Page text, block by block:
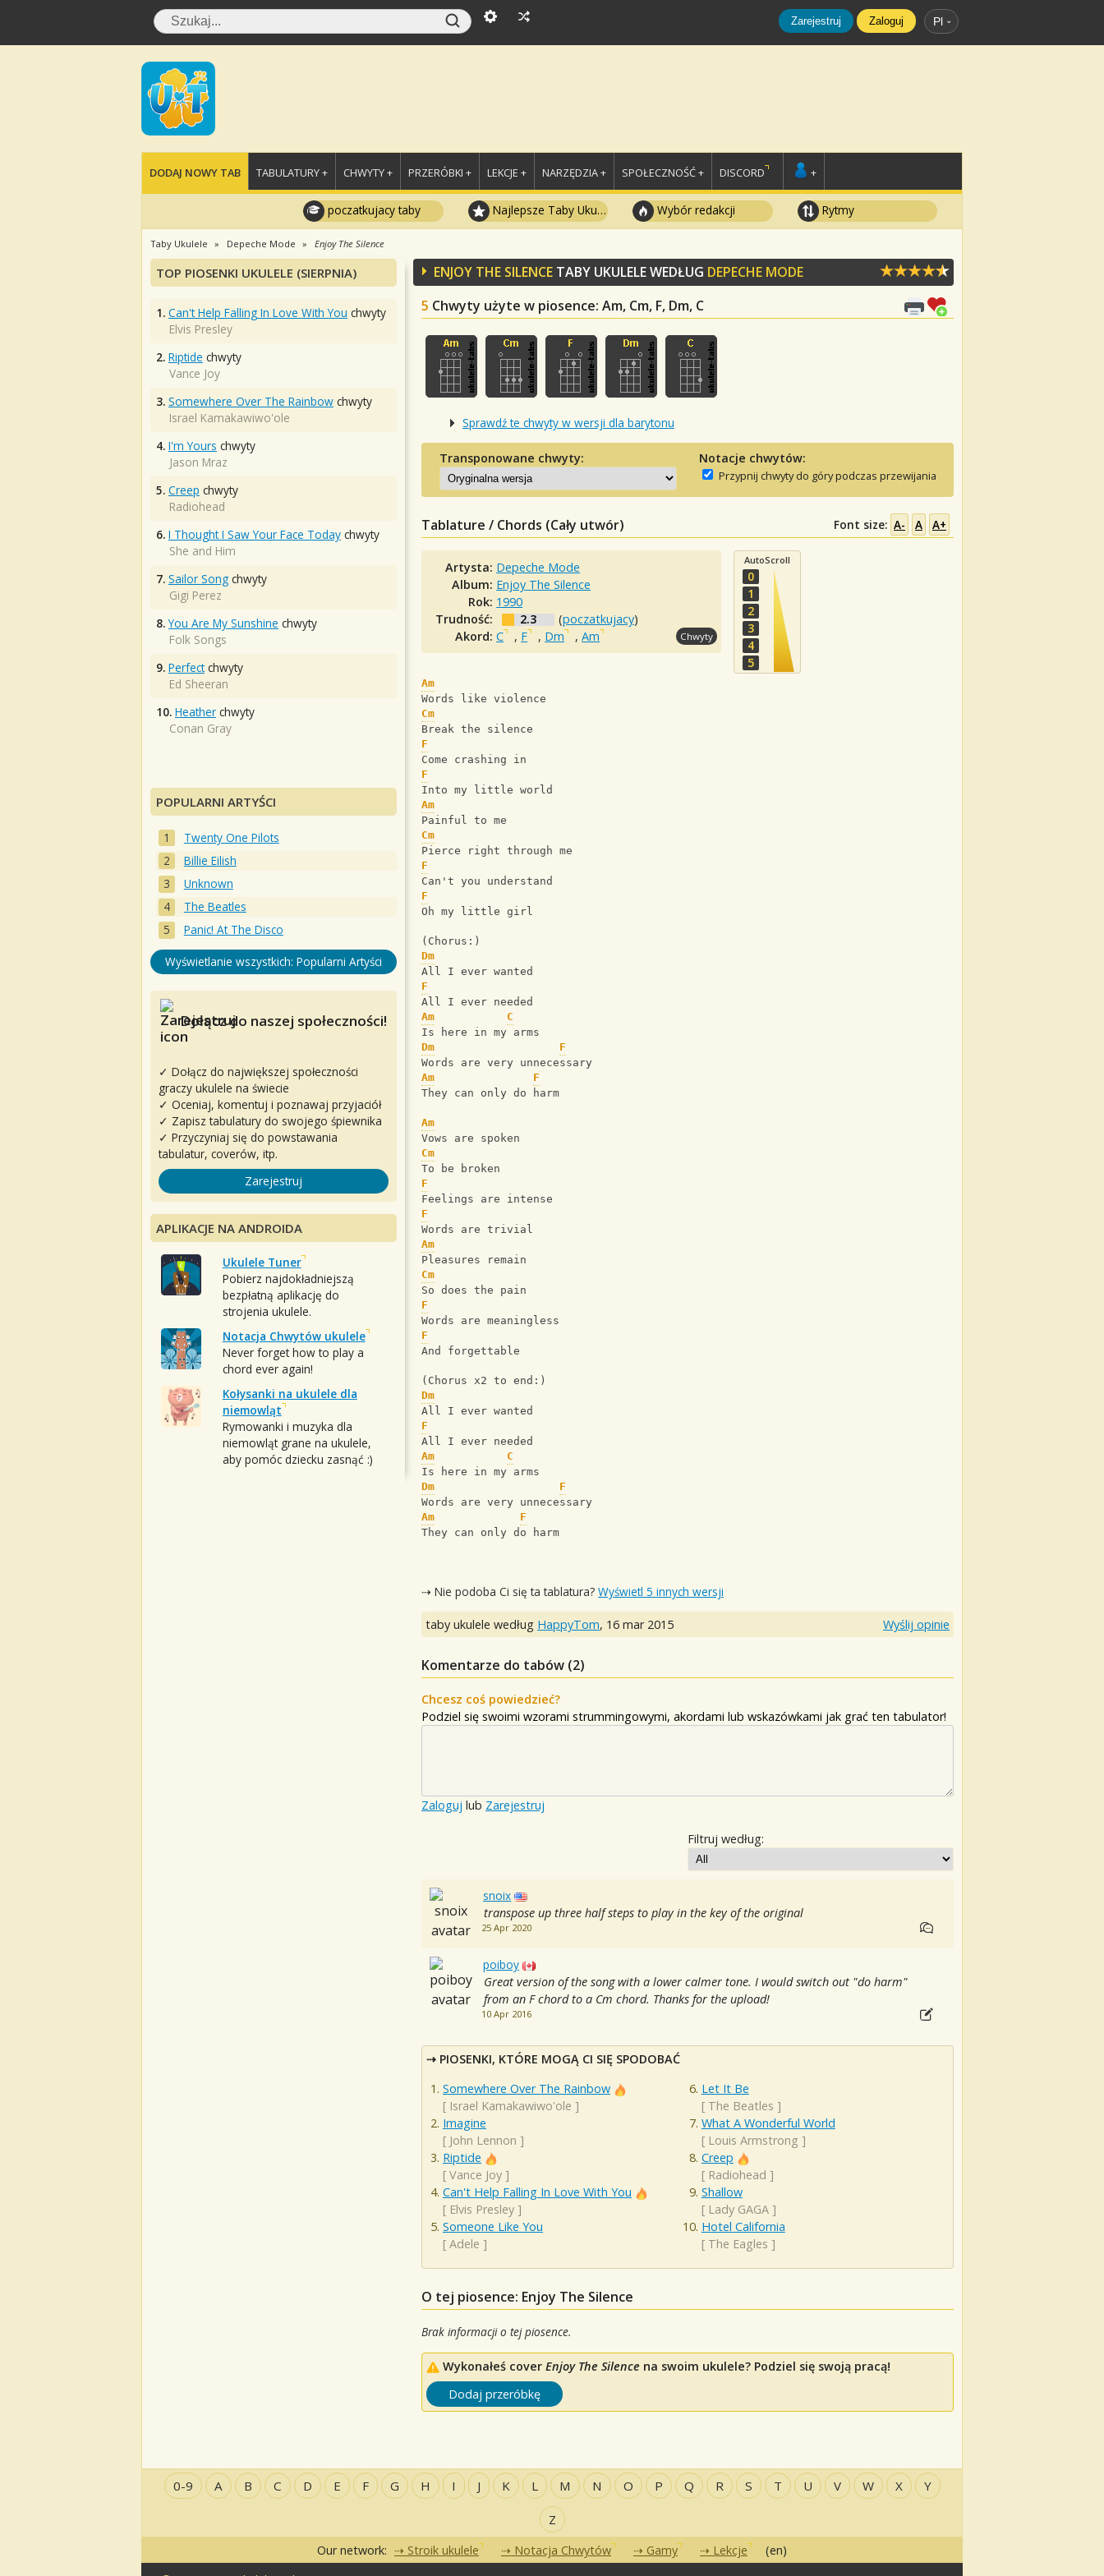
Zarejestruj Zaloguj Pl
DODAJ NOWY TAB TABULATURY + CHWYTY + PRZERÓBKI + LEKCJE + NARZĘDZIA + SPOŁECZNOŚĆ + DISCORD +
poczatkujacy taby Najlepsze Taby Ukulele Wybór redakcji Rytmy
Taby Ukulele Depeche Mode Enjoy The Silence
ENJOY THE SILENCE TABY UKULELE WEDŁUG DEPECHE MODE
5 Chwyty użyte w piosence: Am, Cm, F, Dm, C
Sprawdź te chwyty w wersji dla barytonu
Transponowane chwyty: Notacje chwytów:
Przypnij chwyty do góry podczas przewijania
Tablature / Chords (Cały utwór) Font size: A- A A+
Artysta: Depeche Mode
Album: Enjoy The Silence
Rok: 1990
Trudność:
2.3 (poczatkujacy)
Akord:C , F , Dm ,Am Chwyty
AutoScroll
0
1
2
3
4
5
Am
Words like violence
Cm
Break the silence
F
Come crashing in
F
Into my little world
Am
Painful to me
Cm
Pierce right through me
F
Can't you understand
F
Oh my little girl
(Chorus:)
Dm
All I ever wanted
F
All I ever needed
Am
C
Is here in my arms
Dm
F
Words are very unnecessary
Am
F
They can only do harm
Am
Vows are spoken
Cm
To be broken
F
Feelings are intense
F
Words are trivial
Am
Pleasures remain
Cm
So does the pain
F
Words are meaningless
F
And forgettable
(Chorus x2 to end:)
Dm
All I ever wanted
F
All I ever needed
Am
C
Is here in my arms
Dm
F
Words are very unnecessary
Am
F
They can only do harm
⇢ Nie podoba Ci się ta tablatura? Wyświetl 5 innych wersji
taby ukulele według HappyTom, 16 mar 2015 Wyślij opinie
Komentarze do tabów (2)
Chcesz coś powiedzieć?
Podziel się swoimi wzorami strummingowymi, akordami lub wskazówkami jak grać ten tabulator!
Zaloguj lub Zarejestruj
Filtruj według:
snoix
transpose up three half steps to play in the key of the original
25 Apr 2020
poiboy
Great version of the song with a lower calmer tone. I would switch out "do harm"
from an F chord to a Cm chord. Thanks for the upload!
10 Apr 2016
PIOSENKI, KTÓRE MOGĄ CI SIĘ SPODOBAĆ
Somewhere Over The Rainbow
[ Israel Kamakawiwo'ole ]
Imagine
[ John Lennon ]
Riptide
[ Vance Joy ]
Can't Help Falling In Love With You
[ Elvis Presley ]
Someone Like You
[ Adele ]
Let It Be
[ The Beatles ]
What A Wonderful World
[ Louis Armstrong ]
Creep
[ Radiohead ]
Shallow
[ Lady GAGA]
Hotel California
[ The Eagles ]
O tej piosence: Enjoy The Silence
Brak informacji o tej piosence.
Wykonałeś cover Enjoy The Silence na swoim ukulele? Podziel się swoją pracą!
Dodaj przeróbkę
TOP PIOSENKI UKULELE (SIERPNIA)
1. Can't Help Falling In Love With You chwyty
Elvis Presley
2. Riptide chwyty
Vance Joy
3. Somewhere Over The Rainbow chwyty
Israel Kamakawiwo'ole
4. I'm Yours chwyty
Jason Mraz
5. Creep chwyty
Radiohead
6. I Thought I Saw Your Face Today chwyty
She and Him
7. Sailor Song chwyty
Gigi Perez
8. You Are My Sunshine chwyty
Folk Songs
9. Perfectchwyty
Ed Sheeran
10. Heather chwyty
Conan Gray
POPULARNI ARTYŚCI
Twenty One Pilots
Billie Eilish
Unknown
The Beatles
Panic! At The Disco
Wyświetlanie wszystkich: Popularni Artyści
Dołącz do naszej społeczności!
✓ Dołącz do największej społeczności
graczy ukulele na świecie
✓ Oceniaj, komentuj i poznawaj przyjaciół
✓ Zapisz tabulatury do swojego śpiewnika
✓ Przyczyniaj się do powstawania
tabulatur, coverów, itp.
Zarejestruj
APLIKACJE NA ANDROIDA
Ukulele Tuner
Pobierz najdokładniejszą
bezpłatną aplikację do
strojenia ukulele.
Notacja Chwytów ukulele
Never forget how to play a
chord ever again!
Kołysanki na ukulele dla
niemowląt
Rymowanki i muzyka dla
niemowląt grane na ukulele,
aby pomóc dziecku zasnąć :)
0-9 A B C D E F G H I J K L M N O P Q R S T U V W X Y
Z
Our network: Stroik ukulele Notacja Chwytów Gamy Lekcje
(en)